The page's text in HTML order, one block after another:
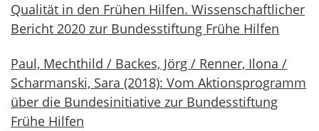
Qualität in den Frühen Hilfen. Wissenschaftlicher
Bericht 2020 zur Bundesstiftung Frühe Hilfen
Paul, Mechthild / Backes, Jörg / Renner, Ilona /
Scharmanski, Sara (2018): Vom Aktionsprogramm
über die Bundesinitiative zur Bundesstiftung
Frühe Hilfen